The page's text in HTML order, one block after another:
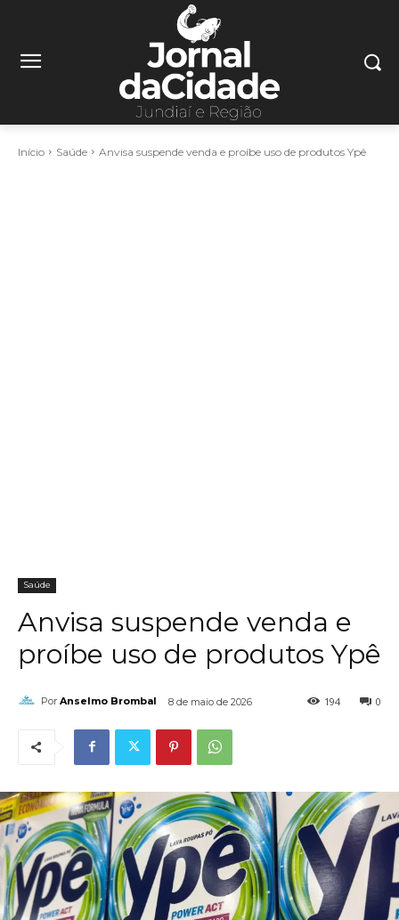
Início Saúde Anvisa suspende venda e proíbe uso de produtos Ypê
Saúde
Anvisa suspende venda e
proíbe uso de produtos Ypê
Por Anselmo Brombal 8 de maio de 2026 0
194